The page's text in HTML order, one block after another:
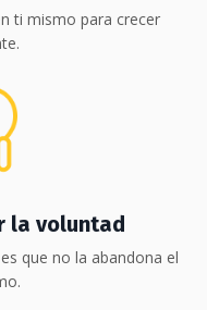
ti mismo para crecer
la voluntad
que no la abandona el